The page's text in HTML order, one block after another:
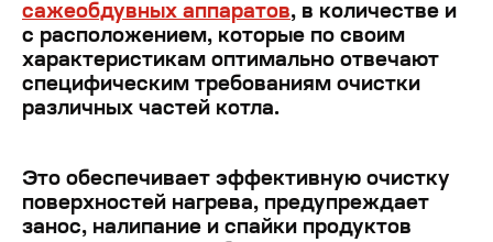
сажеобдувных аппаратов, в количестве и
с расположением, которые по своим
характеристикам оптимально отвечают
специфическим требованиям очистки
различных частей котла.
Это обеспечивает эффективную очистку
поверхностей нагрева, предупреждает
занос, налипание и спайки продуктов